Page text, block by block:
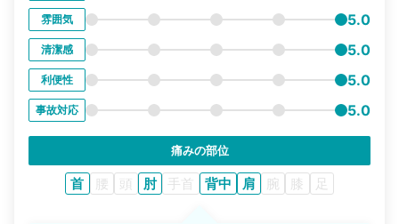
雰囲気 5.0
清潔感 5.0
利便性 5.0
事故対応 5.0
痛みの部位
首 腰 頭 肘 手首 背中 肩 腕 膝 足